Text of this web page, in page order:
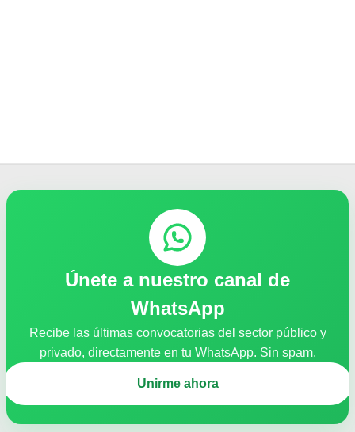
Únete a nuestro canal de
WhatsApp
Recibe las últimas convocatorias del sector público y
privado, directamente en tu WhatsApp. Sin spam.
Unirme ahora